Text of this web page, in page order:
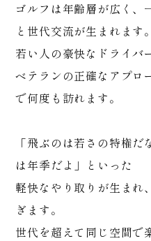
ゴルフは年齢層が広く、
と世代交流が生まれます。
若い人の豪快なドライバ
ベテランの正確なアプロ
で何度も訪れます。
「飛ぶのは若さの特権
は年季だよ」といった
軽快なやり取りが生まれ
ぎます。
世代を超えて同じ空間で